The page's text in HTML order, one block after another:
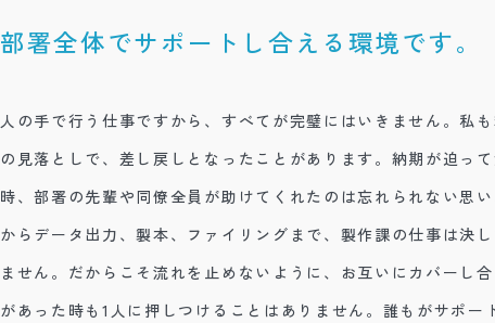
部署全体でサポートし合える環境です。
人の手で行う仕事ですから、すべてが完璧にはいきません。私
の見落としで、差し戻しとなったことがあります。納期が迫っ
時、部署の先輩や同僚全員が助けてくれたのは忘れられない思
からデータ出力、製本、ファイリングまで、製作課の仕事は決
ません。だからこそ流れを止めないように、お互いにカバーし
があった時も1人に押しつけることはありません。誰もがサポー